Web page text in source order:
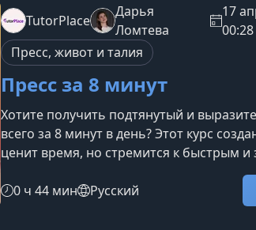
тренировки.Ключевые принципы
эффективных силовых и функциональных
комплексов.Создание интенсивных
дл
TutorPlace
Дарья
Ломтева
17
00:28
Пресс, живот и талия
Пресс за 8 минут
Хотите получить подтянутый и
всего за 8 минут в день? Этот курс
ценит время, но стремится к быстрым
результатам. Интенсивный формат,
упражнения и грамотная техника
кор, улучшить осанку и повысить
0 ч 44 мин Русский